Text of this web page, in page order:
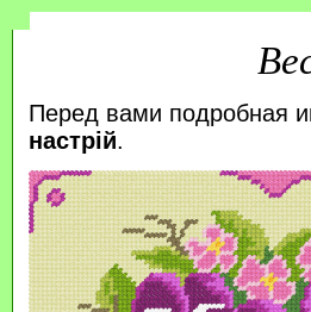
Перед вами подробная
настрій.